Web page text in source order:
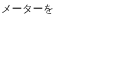
ーターを